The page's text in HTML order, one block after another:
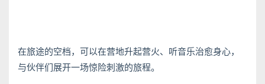
在旅途的空档，可以在营地升起营火、听音乐治愈身心，
与伙伴们展开一场惊险刺激的旅程。